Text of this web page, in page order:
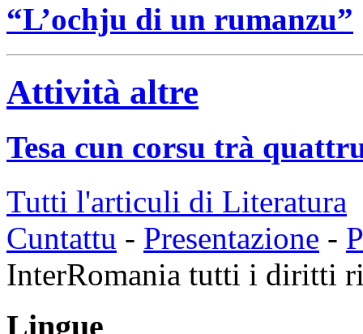
“L’ochju di un rumanzu”
Attività altre
Tesa cun corsu trà
Tutti l'articuli di Literatura
Cuntattu - Presentazione -
InterRomania tutti i diritti
Lingue